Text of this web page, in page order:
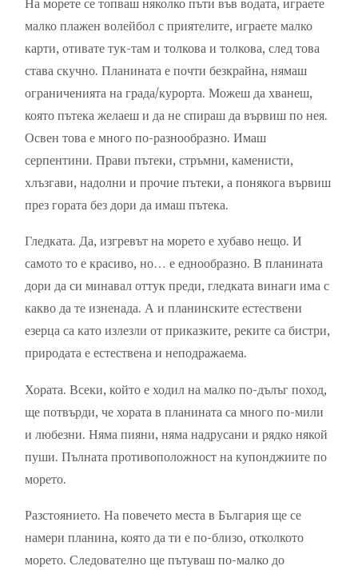
На морете се топваш няколко пъти във водата, играете
малко плажен волейбол с приятелите, играете малко
карти, отивате тук-там и толкова и толкова, след това
става скучно. Планината е почти безкрайна, нямаш
ограниченията на града/курорта. Можеш да хванеш,
която пътека желаеш и да не спираш да вървиш по нея.
Освен това е много по-разнообразно. Имаш
серпентини. Прави пътеки, стръмни, каменисти,
хлъзгави, надолни и прочие пътеки, а понякога вървиш
през гората без дори да имаш пътека.
Гледката. Да, изгревът на морето е хубаво нещо. И
самото то е красиво, но… е еднообразно. В планината
дори да си минавал оттук преди, гледката винаги има с
какво да те изненада. А и планинските естествени
езерца са като излезли от приказките, реките са бистри,
природата е естествена и неподражаема.
Хората. Всеки, който е ходил на малко по-дълъг поход,
ще потвърди, че хората в планината са много по-мили
и любезни. Няма пияни, няма надрусани и рядко някой
пуши. Пълната противоположност на купонджиите по
морето.
Разстоянието. На повечето места в България ще се
намери планина, която да ти е по-близо, отколкото
морето. Следователно ще пътуваш по-малко до